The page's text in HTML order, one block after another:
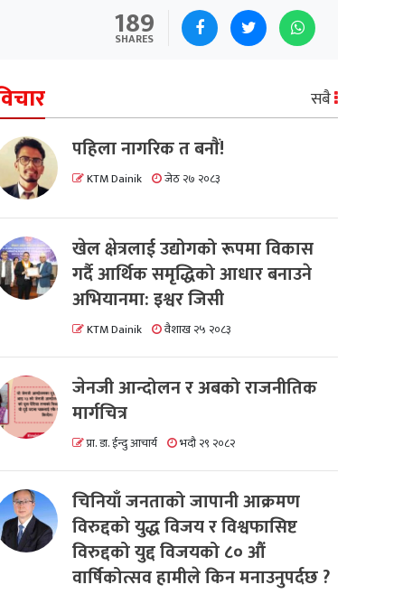
189
SHARES
सबै
पहिला नागरिक त बनाैं!
KTM Dainik जेठ २७ २०८३
खेल क्षेत्रलाई उद्योगको रूपमा विकास
गर्दै आर्थिक समृद्धिको आधार बनाउने
अभियानमा: इश्वर जिसी
KTM Dainik वैशाख २५ २०८३
जेनजी आन्दोलन र अबको राजनीतिक
मार्गचित्र
प्रा. डा. ईन्दु आचार्य भदौ २९ २०८२
चिनियाँ जनताको जापानी आक्रमण
विरुद्दको युद्ध विजय र विश्वफासिष्ट
विरुद्दको युद्द विजयको ८० औं
वार्षिकोत्सव हामीले किन मनाउनुपर्दछ ?